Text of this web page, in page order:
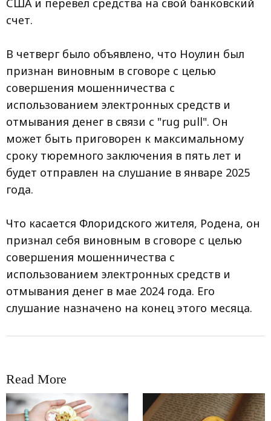
США и перевел средства на свой банковский
счет.
В четверг было объявлено, что Ноулин был
признан виновным в сговоре с целью
совершения мошенничества с
использованием электронных средств и
отмывания денег в связи с "rug pull". Он
может быть приговорен к максимальному
сроку тюремного заключения в пять лет и
будет отправлен на слушание в январе 2025
года.
Что касается Флоридского жителя, Родена, он
признал себя виновным в сговоре с целью
совершения мошенничества с
использованием электронных средств и
отмывания денег в мае 2024 года. Его
слушание назначено на конец этого месяца.
Read More